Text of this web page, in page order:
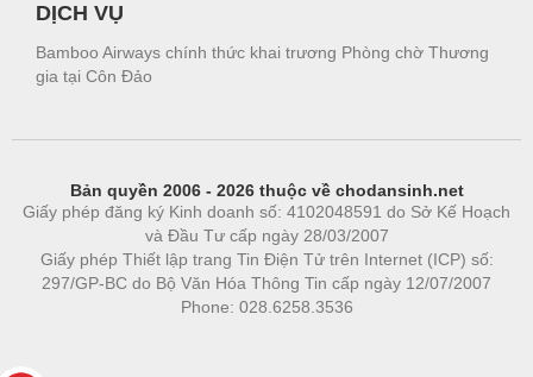
DỊCH VỤ
Bamboo Airways chính thức khai trương Phòng chờ Thương
gia tại Côn Đảo
Bản quyền 2006 - 2026 thuộc về chodansinh.net
Giấy phép đăng ký Kinh doanh số: 4102048591 do Sở Kế Hoạch
và Đầu Tư cấp ngày 28/03/2007
Giấy phép Thiết lập trang Tin Điện Tử trên Internet (ICP) số:
297/GP-BC do Bộ Văn Hóa Thông Tin cấp ngày 12/07/2007
Phone: 028.6258.3536